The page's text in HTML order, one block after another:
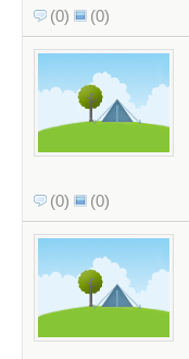
(0) (0)
(0) (0)